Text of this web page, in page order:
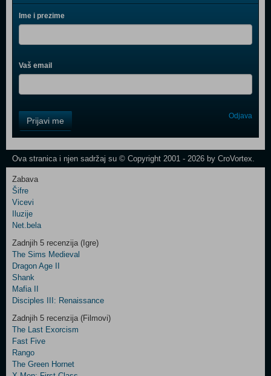
Ime i prezime
Vaš email
Field
One
Newsletter
Control
Field
Two
Newsletter
Control
Field
Three
Newsletter
Prijavi me Odjava
Ova stranica i njen sadržaj su © Copyright 2001 - 2026 by CroVortex.
Zabava
Šifre
Vicevi
Iluzije
Net.bela
Zadnjih 5 recenzija (Igre)
The Sims Medieval
Dragon Age II
Shank
Mafia II
Disciples III: Renaissance
Zadnjih 5 recenzija (Filmovi)
The Last Exorcism
Fast Five
Rango
The Green Hornet